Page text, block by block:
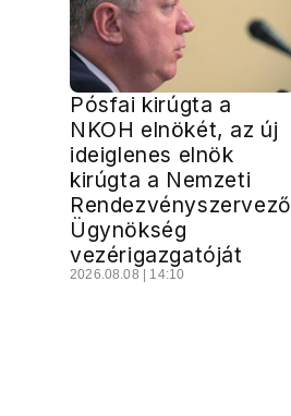
Pósfai kirúgta a
NKOH elnökét, az új
ideiglenes elnök
kirúgta a Nemzeti
Rendezvényszervező
Ügynökség
vezérigazgatóját
2026.08.08 | 14:10